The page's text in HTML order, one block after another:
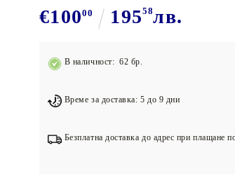
Основно спортно
€10000 19558лв.
В наличност: 62 бр.
Време за доставка: 5 до 9 дни
Безплатна доставка до адрес при плащане